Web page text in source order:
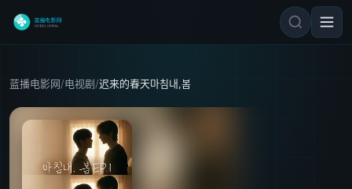
蓝播电影网/电视剧/迟来的春天마침내,봄